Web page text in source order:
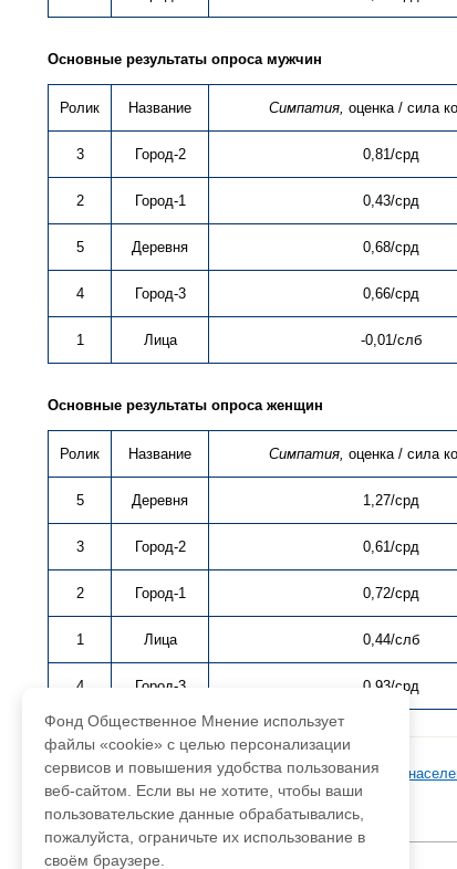
Основные результаты опроса мужчин
Ролик Название Симпатия, оценка / сила
3 Город-2 0,81/срд
2 Город-1 0,43/срд
5 Деревня 0,68/срд
4 Город-3 0,66/срд
1 Лица -0,01/слб
Основные результаты опроса женщин
Ролик Название Симпатия, оценка / сила
5 Деревня 1,27/срд
3 Город-2 0,61/срд
2 Город-1 0,72/срд
1 Лица 0,44/слб
4 Город-3 0,93/срд
База данных ФОМ>Перепись населения>Перепись
Адрес для писем:
Фонд Общественное Мнение использует
файлы «cookie» с целью персонализации
сервисов и повышения удобства пользования
веб-сайтом. Если вы не хотите, чтобы ваши
пользовательские данные обрабатывались,
пожалуйста, ограничьте их использование в
своём браузере.